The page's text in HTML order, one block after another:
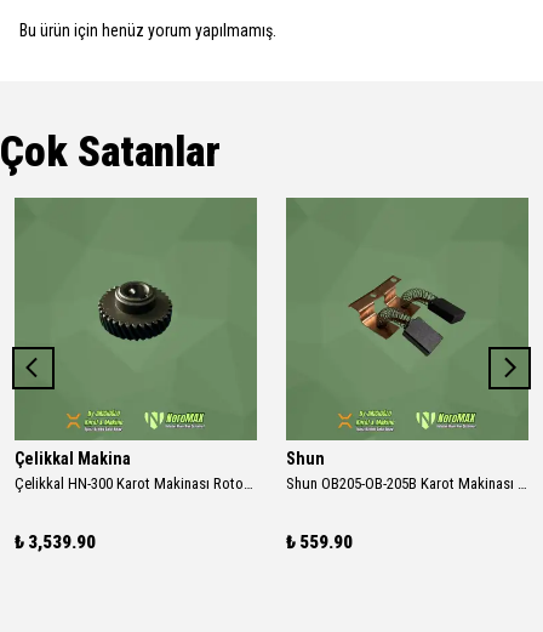
Bu ürün için henüz yorum yapılmamış.
Çok Satanlar
Çelikkal Makina
Çelikkal HN-300 Karot Makinası Rotor Mili Karşı Dişli
₺ 3,539.90
Shun
Shun OB205-OB-205B Karot Makinası Kömür ( Takım )
₺ 559.90